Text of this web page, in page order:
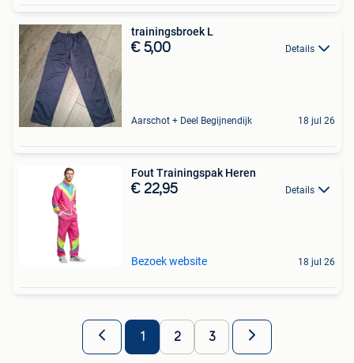
trainingsbroek L
€ 5,00 Details
Aarschot + Deel Begijnendijk 18 jul 26
Fout Trainingspak Heren
€ 22,95 Details
Bezoek website 18 jul 26
1 2 3